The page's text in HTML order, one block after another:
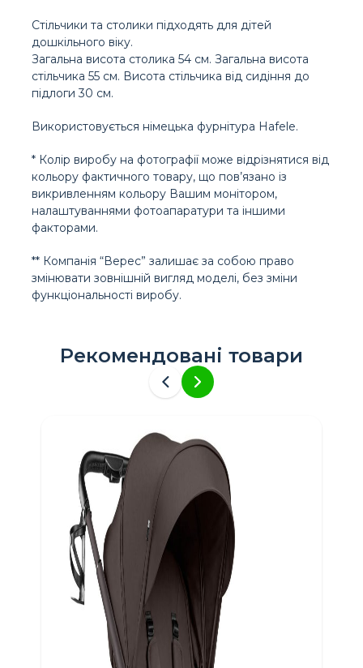
Стільчики та столики підходять для дітей
дошкільного віку.
Загальна висота столика 54 см. Загальна висота
стільчика 55 см. Висота стільчика від сидіння до
підлоги 30 см.
Використовується німецька фурнітура Hafele.
* Колір виробу на фотографії може відрізнятися від
кольору фактичного товару, що пов’язано із
викривленням кольору Вашим монітором,
налаштуваннями фотоапаратури та іншими
факторами.
** Компанія “Верес” залишає за собою право
змінювати зовнішній вигляд моделі, без зміни
функціональності виробу.
Рекомендовані товари